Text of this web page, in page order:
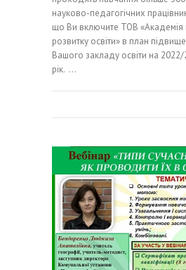
науково-педагогічних
що Ви включите ТОВ «Академія
розвитку освіти» в план
Вашого закладу освіти на
рік. …